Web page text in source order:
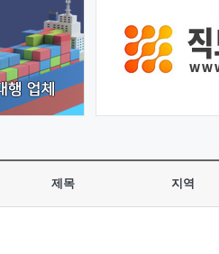
제목 지역